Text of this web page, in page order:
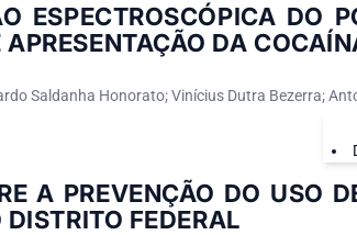
ESPECTROSCÓPICA DO
DA
Saldanha Honorato; Vinícius Dutra Bezerra;
A PREVENÇÃO DO USO
FEDERAL